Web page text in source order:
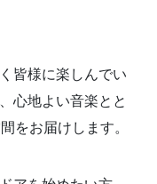
皆様に楽しんでい
心地よい音楽とと
をお届けします。